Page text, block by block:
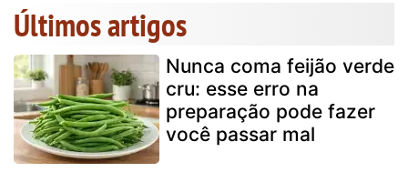
Últimos artigos
Nunca coma feijão verde
cru: esse erro na
preparação pode fazer
você passar mal